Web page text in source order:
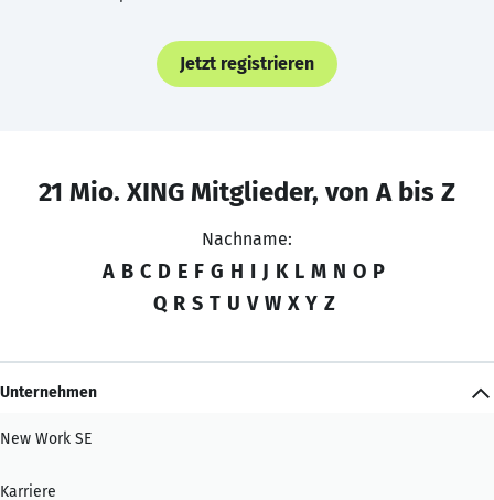
Jetzt registrieren
21 Mio. XING Mitglieder, von A bis Z
Nachname:
A B C D E F G H I J K L M N O P
Q R S T U V W X Y Z
Unternehmen
New Work SE
Karriere